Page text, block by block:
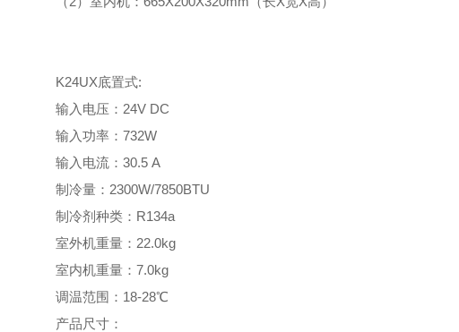
K24UX底置式:
输入电压：24V DC
输入功率：732W
输入电流：30.5 A
制冷量：2300W/7850BTU
制冷剂种类：R134a
室外机重量：22.0kg
室内机重量：7.0kg
调温范围：18-28℃
产品尺寸：